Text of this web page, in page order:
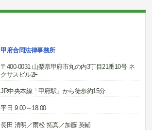
甲府合同法律事務所
〒400-0031 山梨県甲府市丸の内3丁目21番10号 ネ
クサスビル2F
JR中央本線「甲府駅」から徒歩約15分
平日 9:00～18:00
長田 清明／雨松 拓真／加藤 英輔